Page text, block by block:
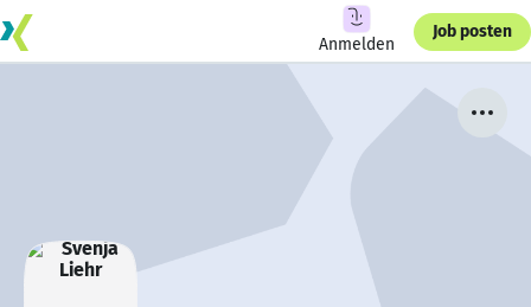
Anmelden
Job posten